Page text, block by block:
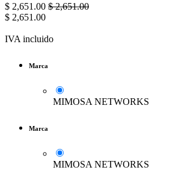
$ 2,651.00 $2,651.00
$ 2,651.00
IVA incluido
Marca
MIMOSA NETWORKS
Marca
MIMOSA NETWORKS